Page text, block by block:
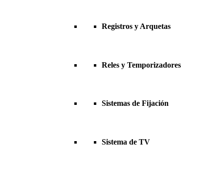
Registros y Arquetas
Reles y Temporizadores
Sistemas de Fijación
Sistema de TV